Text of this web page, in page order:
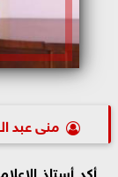
منى عبد
أكد أستاذ